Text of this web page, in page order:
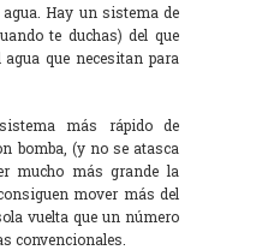
Hay un sistema de
te duchas) del que
que necesitan para
más rápido de
bomba, (y no se atasca
mucho más grande la
mover más del
vuelta que un número
convencionales.